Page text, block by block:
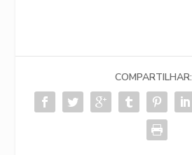
COMPARTILHAR: